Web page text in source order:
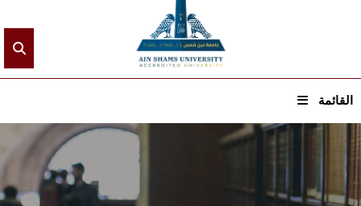
القائمة
الرئيسيـة
عن الجامعة